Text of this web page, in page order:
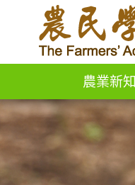
農業新知